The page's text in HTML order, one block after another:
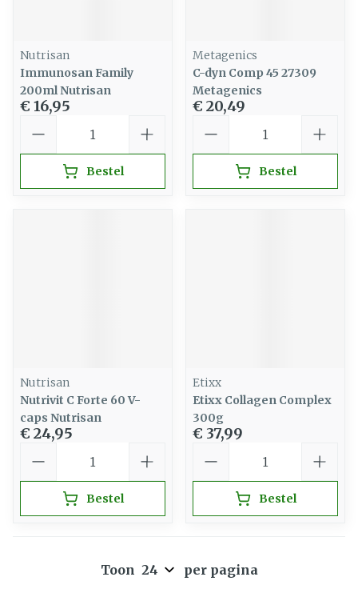
Nutrisan
Immunosan Family
200ml Nutrisan
€ 16,95
Bestel
Metagenics
C-dyn Comp 45 27309
Metagenics
€ 20,49
Bestel
Nutrisan
Nutrivit C Forte 60 V-
caps Nutrisan
€ 24,95
Bestel
Etixx
Etixx Collagen Complex
300g
€ 37,99
Bestel
Toon per pagina